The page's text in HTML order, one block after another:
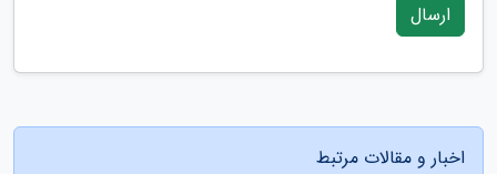
ارسال
اخبار و مقالات مرتبط